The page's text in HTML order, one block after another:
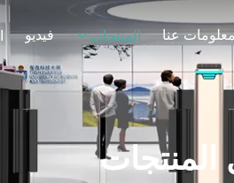
عنا المنتجات فيديو
المنتجات